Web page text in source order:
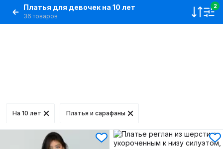
Платья для девочек на 10 лет
36 товаров
2
На 10 лет Платья и сарафаны